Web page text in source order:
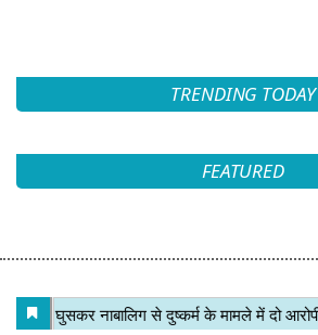
TRENDING TODAY
FEATURED